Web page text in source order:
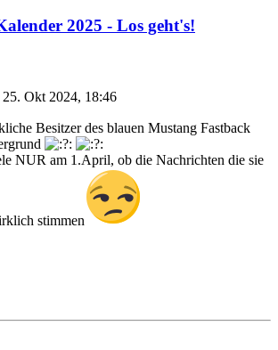
2025 - Los geht's!
25. Okt 2024, 18:46
Besitzer des blauen Mustang Fastback
NUR am 1.April, ob die Nachrichten die sie
stimmen